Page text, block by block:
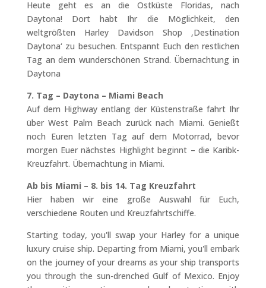
Heute geht es an die Ostküste Floridas, nach
Daytona! Dort habt Ihr die Möglichkeit, den
weltgrößten Harley Davidson Shop ‚Destination
Daytona‘ zu besuchen. Entspannt Euch den restlichen
Tag an dem wunderschönen Strand. Übernachtung in
Daytona
7. Tag – Daytona – Miami Beach
Auf dem Highway entlang der Küstenstraße fahrt Ihr
über West Palm Beach zurück nach Miami. Genießt
noch Euren letzten Tag auf dem Motorrad, bevor
morgen Euer nächstes Highlight beginnt – die Karibk-
Kreuzfahrt. Übernachtung in Miami.
Ab bis Miami – 8. bis 14. Tag Kreuzfahrt
Hier haben wir eine große Auswahl für Euch,
verschiedene Routen und Kreuzfahrtschiffe.
Starting today, you'll swap your Harley for a unique
luxury cruise ship. Departing from Miami, you'll embark
on the journey of your dreams as your ship transports
you through the sun-drenched Gulf of Mexico. Enjoy